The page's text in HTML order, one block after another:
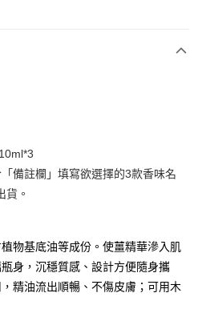
哥大用戶可立即使用無須另外申請。
訂單成立後會自動跳轉到大哥付的交易
的期數、繳款截止日，確認付款後即完
額請依後續交易確認頁面所載為準。
後才付款」的支付方式。 讓您購物簡單
備註欄」填寫欲選擇的3款香味名
貨。
物基底油等成份。使薑精華滲入肌
身，沉穩質感、設計方便隨身攜
精油流出順暢、不傷皮膚；可用木